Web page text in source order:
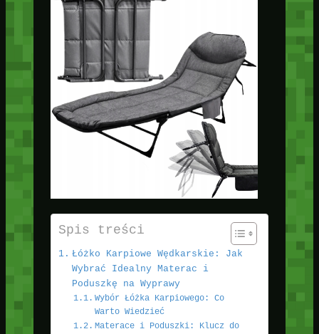
Spis treści
Łóżko Karpiowe Wędkarskie: Jak
Wybrać Idealny Materac i
Poduszkę na Wyprawy
Wybór Łóżka Karpiowego: Co
Warto Wiedzieć
Materace i Poduszki: Klucz do